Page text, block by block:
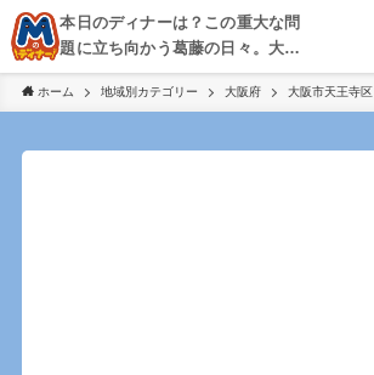
本日のディナーは？この重大な問
題に立ち向かう葛藤の日々。大
阪・京都・神戸を中心とした食べ
歩き、飲み歩きを綴る。
ホーム 地域別カテゴリー 大阪府 大阪市天王寺区